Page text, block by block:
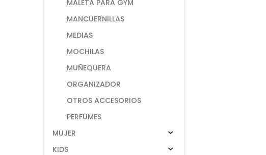
MALETA PARA GYM
MANCUERNILLAS
MEDIAS
MOCHILAS
MUÑEQUERA
ORGANIZADOR
OTROS ACCESORIOS
PERFUMES
MUJER
KIDS